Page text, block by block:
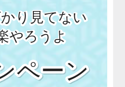
り見てない
やろうよ